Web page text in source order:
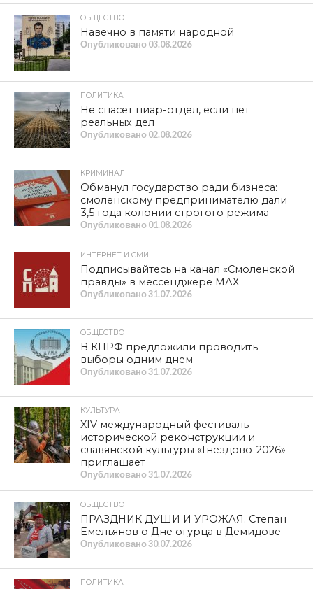
ОБЩЕСТВО
Навечно в памяти народной
Опубликовано 03.08.2026
ПОЛИТИКА
Не спасет пиар-отдел, если нет
реальных дел
Опубликовано 02.08.2026
КРИМИНАЛ
Обманул государство ради бизнеса:
смоленскому предпринимателю дали
3,5 года колонии строгого режима
Опубликовано 01.08.2026
ИНТЕРНЕТ И СМИ
Подписывайтесь на канал «Смоленской
правды» в мессенджере МАХ
Опубликовано31.07.2026
ОБЩЕСТВО
В КПРФ предложили проводить
выборы одним днем
Опубликовано31.07.2026
КУЛЬТУРА
XIV международный фестиваль
исторической реконструкции и
славянской культуры «Гнёздово-2026»
приглашает
Опубликовано31.07.2026
ОБЩЕСТВО
ПРАЗДНИК ДУШИ И УРОЖАЯ. Степан
Емельянов о Дне огурца в Демидове
Опубликовано30.07.2026
ПОЛИТИКА